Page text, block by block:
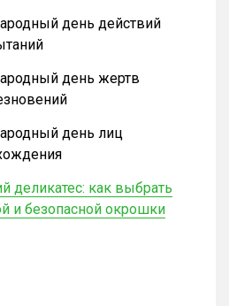
день действий
день жертв
день лиц
деликатес: как выбрать
и безопасной окрошки